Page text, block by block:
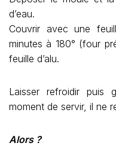
d’eau.
Couvrir avec une
minutes à 180° (four
feuille d’alu.
Laisser refroidir puis
moment de servir, il ne
Alors ?